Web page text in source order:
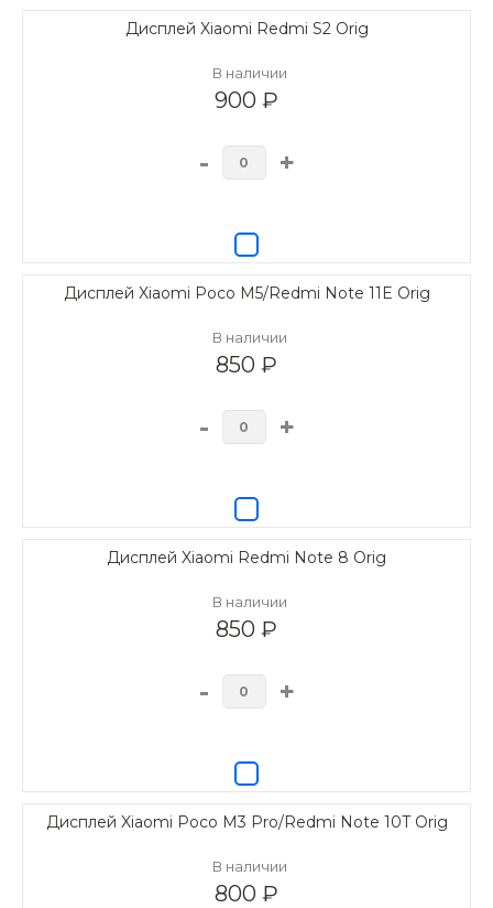
Дисплей Xiaomi Redmi S2 Orig
В наличии
900 ₽
- +
Дисплей Xiaomi Poco M5/Redmi Note 11E Orig
В наличии
850 ₽
- +
Дисплей Xiaomi Redmi Note 8 Orig
В наличии
850 ₽
- +
Дисплей Xiaomi Poco M3 Pro/Redmi Note 10T Orig
В наличии
800 ₽